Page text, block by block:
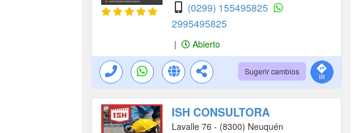
(0299) 155495825
2995495825
| Abierto
Sugerir cambios
ISH CONSULTORA
Lavalle 76 - (8300) Neuquén